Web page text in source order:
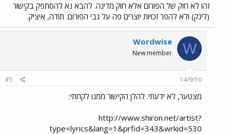
זהו לא חוק של הפורום אלא חוק מדינה. להבא נא להסתפק בקישור
(לינק) ולא להפר זכויות יוצרים פה על גבי הפורום. תודה, איציק.
W
Wordwise
New member
14/9/10
#5
מצטער, לא ידעתי. להלן הקישור ממנו לקחתי:
http://www.shiron.net/artist?
type=lyrics&lang=1&prfid=343&wrkid=530